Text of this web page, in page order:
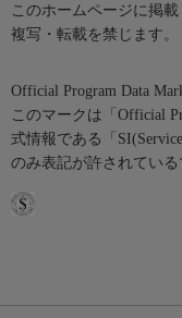
このホームページに掲
複写・転載を禁じます。
Official Program Data
このマークは「Official
式情報である「
のみ表記が許されている